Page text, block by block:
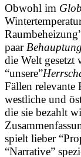
Obwohl im
paar
die Welt gesetzt
“unsere”
Fällen relevante
westliche und
die sie bezahlt
spielt lieber
“Narrative”